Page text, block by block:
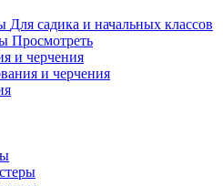
Для садика и начальных классов
Просмотреть
и черчения
и черчения